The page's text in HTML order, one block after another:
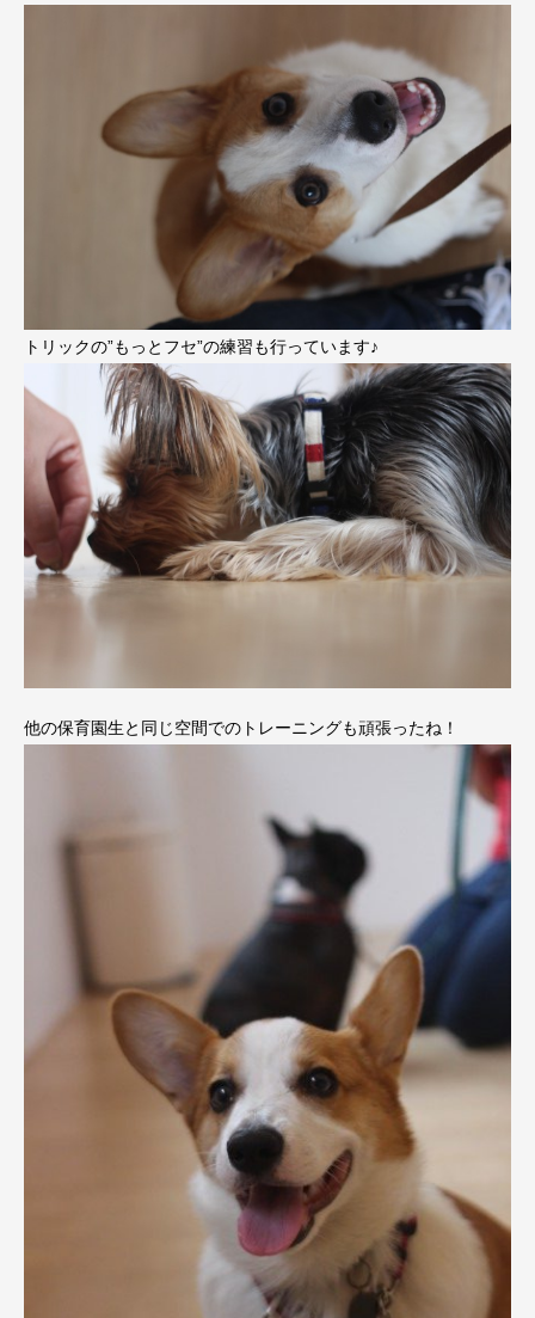
トリックの”もっとフセ”の練習も行っています♪
他の保育園生と同じ空間でのトレーニングも頑張ったね！